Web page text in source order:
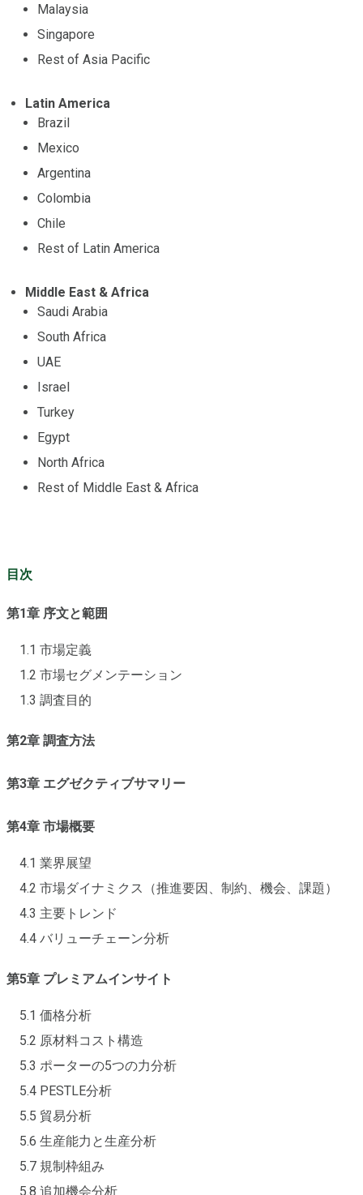
Malaysia
Singapore
Rest of Asia Pacific
Latin America
Brazil
Mexico
Argentina
Colombia
Chile
Rest of Latin America
Middle East & Africa
Saudi Arabia
South Africa
UAE
Israel
Turkey
Egypt
North Africa
Rest of Middle East & Africa
目次
第1章 序文と範囲
1.1 市場定義
1.2 市場セグメンテーション
1.3 調査目的
第2章 調査方法
第3章 エグゼクティブサマリー
第4章 市場概要
4.1 業界展望
4.2 市場ダイナミクス（推進要因、制約、機会、課題）
4.3 主要トレンド
4.4 バリューチェーン分析
第5章 プレミアムインサイト
5.1 価格分析
5.2 原材料コスト構造
5.3 ポーターの5つの力分析
5.4 PESTLE分析
5.5 貿易分析
5.6 生産能力と生産分析
5.7 規制枠組み
5.8 追加機会分析